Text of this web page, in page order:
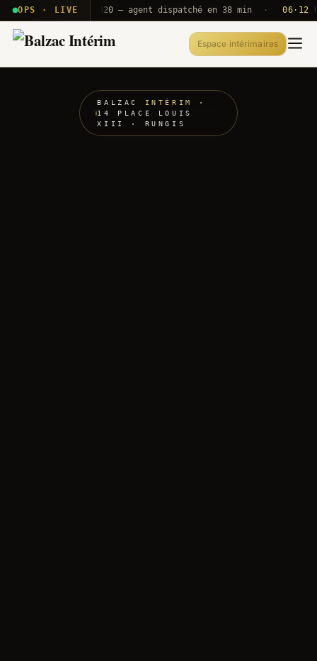
OPS · LIVE
T2E · B71 Push A320 — agent dispatché en 38 min · 06·12 UTC
Espace intérimaires
BALZAC INTÉRIM
·
14 PLACE LOUIS
XIII · RUNGIS